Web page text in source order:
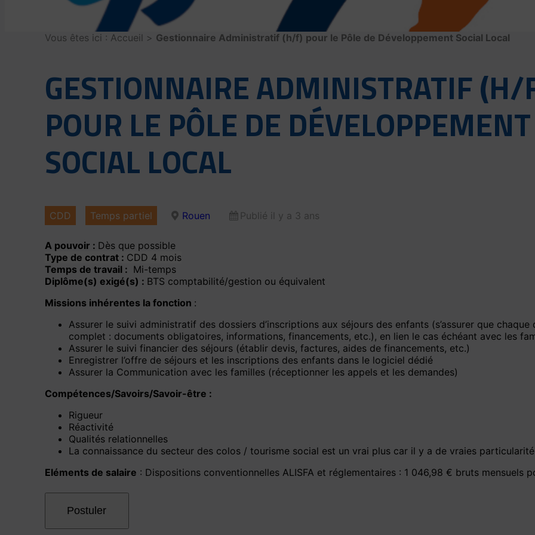
Vous êtes ici : Accueil > Gestionnaire Administratif (h/f) pour le Pôle de Développement Social Local
GESTIONNAIRE ADMINISTRATIF (H/
POUR LE PÔLE DE DÉVELOPPEMENT
SOCIAL LOCAL
CDD Temps partiel Rouen Publié il y a 3 ans
A pouvoir : Dès que possible
Type de contrat : CDD 4 mois
Temps de travail : Mi-temps
Diplôme(s) exigé(s) : BTS comptabilité/gestion ou équivalent
Missions inhérentes la fonction :
Assurer le suivi administratif des dossiers d’inscriptions aux séjours des enfants (s’assurer que chaque
complet : documents obligatoires, informations, financements, etc.), en lien le cas échéant avec les
Assurer le suivi financier des séjours (établir devis, factures, aides de financements, etc.)
Enregistrer l’offre de séjours et les inscriptions des enfants dans le logiciel dédié
Assurer la Communication avec les familles (réceptionner les appels et les demandes)
Compétences/Savoirs/Savoir-être :
Rigueur
Réactivité
Qualités relationnelles
La connaissance du secteur des colos / tourisme social est un vrai plus car il y a de vraies
Eléments de salaire : Dispositions conventionnelles ALISFA et réglementaires : 1 046,98 € bruts mensuels